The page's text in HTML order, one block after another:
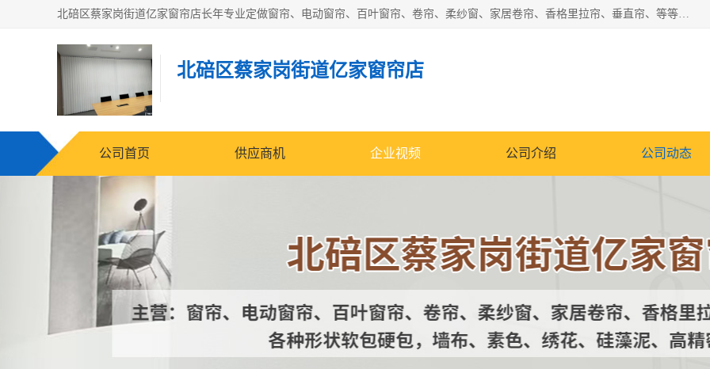
北碚区蔡家岗街道亿家窗帘店长年专业定做窗帘、电动窗帘、百叶窗帘、卷帘、柔纱窗、家居卷帘、香格里拉帘、垂直帘、等等，软包、各种形状软包硬包，墙布、素色、绣花、硅藻泥、高精密各种墙布，免费测量、免费安装，欢迎咨询
北碚区蔡家岗街道亿家窗帘店
公司首页 供应商机 企业视频 公司介绍 公司动态